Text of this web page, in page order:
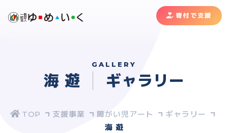
寄付で支援
GALLERY
海 遊 ギャラリー
支援事業 障がい児アート
ギャラリー
海 遊